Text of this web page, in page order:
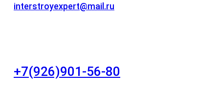
interstroyexpert@mail.ru
+7(926)901-56-80